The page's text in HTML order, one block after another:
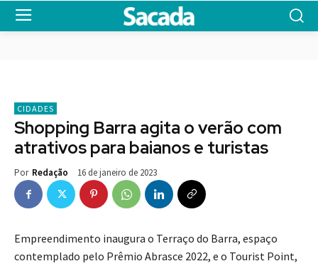
CIDADES
Shopping Barra agita o verão com
atrativos para baianos e turistas
Por Redação 16 de janeiro de 2023
Empreendimento inaugura o Terraço do Barra, espaço
contemplado pelo Prêmio Abrasce 2022, e o Tourist Point,